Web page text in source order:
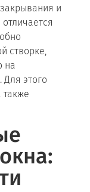
и
створке,
на
Для этого
также